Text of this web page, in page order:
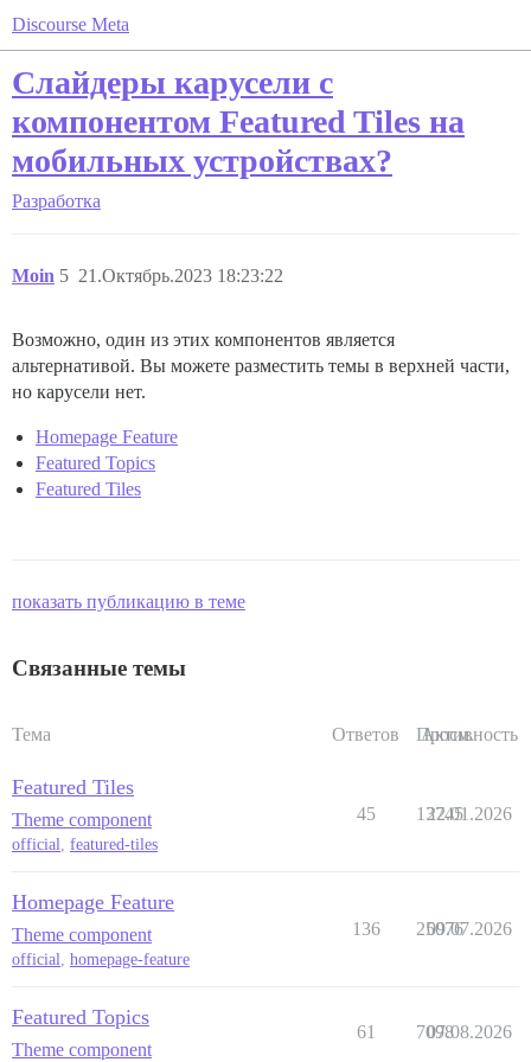
Discourse Meta
Слайдеры карусели с
компонентом Featured Tiles на
мобильных устройствах?
Разработка
Moin 21.Октябрь.2023 18:23:22
5
Возможно, один из этих компонентов является
альтернативой. Вы можете разместить темы в верхней части,
но карусели нет.
Homepage Feature
Featured Topics
Featured Tiles
показать публикацию в теме
Связанные темы
Тема Ответов Просм.
Активность
Featured Tiles
Theme component
official, featured-tiles
45 13745
22.01.2026
Homepage Feature
Theme component
official, homepage-feature
136 25076
09.07.2026
Featured Topics
Theme component
61 7098
07.08.2026